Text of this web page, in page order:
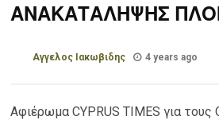
ΑΝΑΚΑΤΑΛΗΨΗΣ
Αγγελος Ιακωβιδης 4 years ago
Αφιέρωμα CYPRUS TIMES για τους